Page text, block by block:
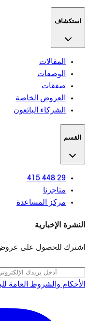
استكشاف
المقالات
الوصفات
صفقات
العروض الخاصة
الشركاء البائعون
القسم
29 448 415
متاجرنا
مركز المساعدة
النشرة الإخبارية
اشترك للحصول على
الأحكام والشروط العامة